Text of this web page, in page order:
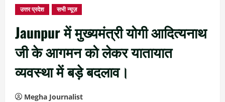
उत्तर प्रदेश सभी न्यूज़
Jaunpur में मुख्यमंत्री योगी आदित्यनाथ
जी के आगमन को लेकर यातायात
व्यवस्था में बड़े बदलाव।
Megha Journalist